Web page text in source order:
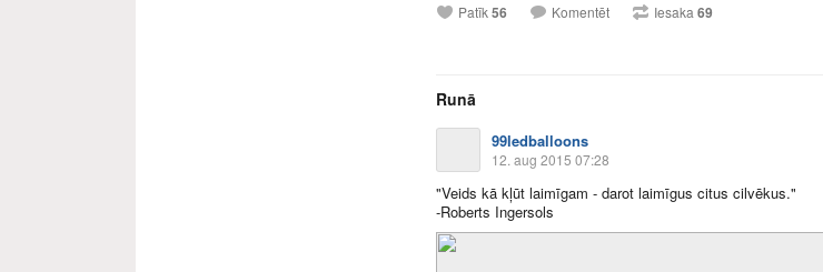
Patīk56 Komentēt Iesaka 69
Runā
99ledballoons
12. aug 2015 07:28
"Veids kā kļūt laimīgam - darot laimīgus citus cilvēkus."
-Roberts Ingersols